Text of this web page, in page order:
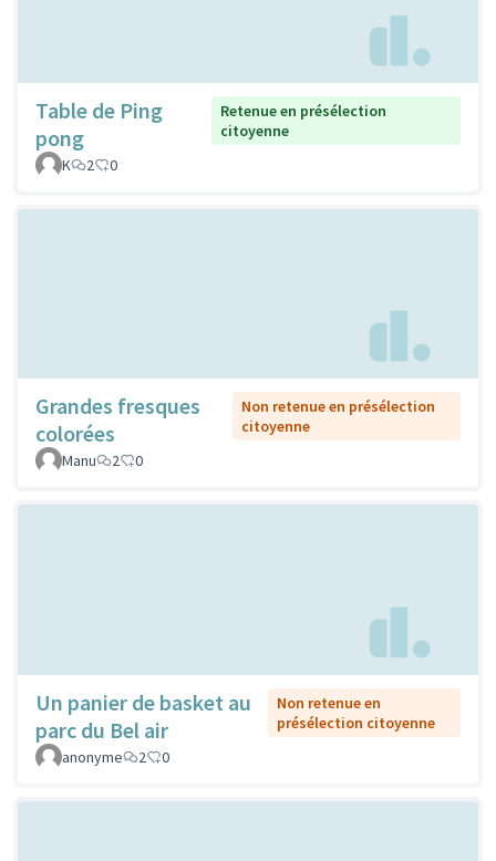
Table de Ping
pong
Retenue en présélection
citoyenne
K
2 0
Grandes fresques
colorées
Non retenue en présélection
citoyenne
Manu
2 0
Un panier de basket au
parc du Bel air
Non retenue en
présélection citoyenne
anonyme
2 0